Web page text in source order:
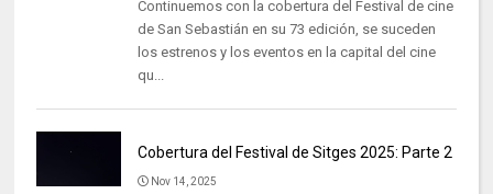
Continuemos con la cobertura del Festival de cine
de San Sebastián en su 73 edición, se suceden
los estrenos y los eventos en la capital del cine
qu...
Cobertura del Festival de Sitges 2025: Parte 2
Nov 14, 2025